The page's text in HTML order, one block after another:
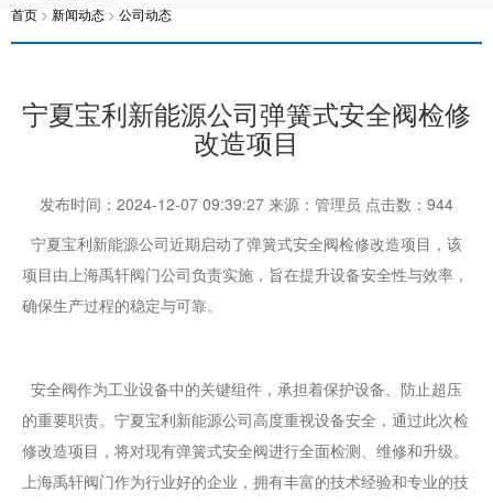
首页 > 新闻动态 > 公司动态
宁夏宝利新能源公司弹簧式安全阀检修
改造项目
发布时间：2024-12-07 09:39:27 来源：管理员 点击数： 944
宁夏宝利新能源公司近期启动了弹簧式安全阀检修改造项目，该
项目由上海禹轩阀门公司负责实施，旨在提升设备安全性与效率，
确保生产过程的稳定与可靠。
安全阀作为工业设备中的关键组件，承担着保护设备、防止超压
的重要职责。宁夏宝利新能源公司高度重视设备安全，通过此次检
修改造项目，将对现有弹簧式安全阀进行全面检测、维修和升级。
上海禹轩阀门作为行业好的企业，拥有丰富的技术经验和专业的技